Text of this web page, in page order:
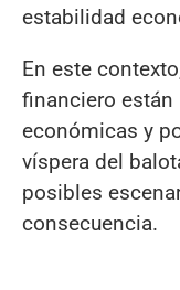
estabilidad
En este
financiero están
económicas y
víspera del
posibles
consecuencia.